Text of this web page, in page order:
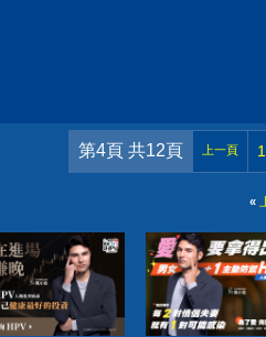
第4頁 共12頁 上一頁 1
«